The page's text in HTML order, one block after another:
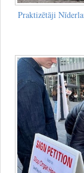
Praktizētāji